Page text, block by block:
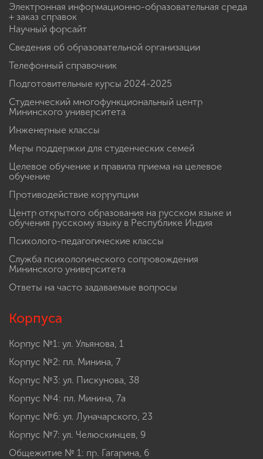
Электронная информационно-образовательная среда
+ заказ справок
Научный форсайт
Сведения об образовательной организации
Телефонный справочник
Подготовительные курсы 2024-2025
Студенческий многофункциональный центр
Мининского университета
Инженерные классы
Меры поддержки для студенческих семей
Целевое обучение и правила приема на целевое
обучение
Противодействие коррупции
Центр открытого образования на русском языке и
обучения русскому языку в Республике Индия
Психолого-педагогические классы
Служба психологического сопровождения
Мининского университета
Ответы на часто задаваемые вопросы
Корпуса
Корпус №1: ул. Ульянова, 1
Корпус №2: пл. Минина, 7
Корпус №3: ул. Пискунова, 38
Корпус №4: пл. Минина, 7а
Корпус №6: ул. Луначарского, 23
Корпус №7: ул. Челюскинцев, 9
Общежитие № 1: пр. Гагарина, 6